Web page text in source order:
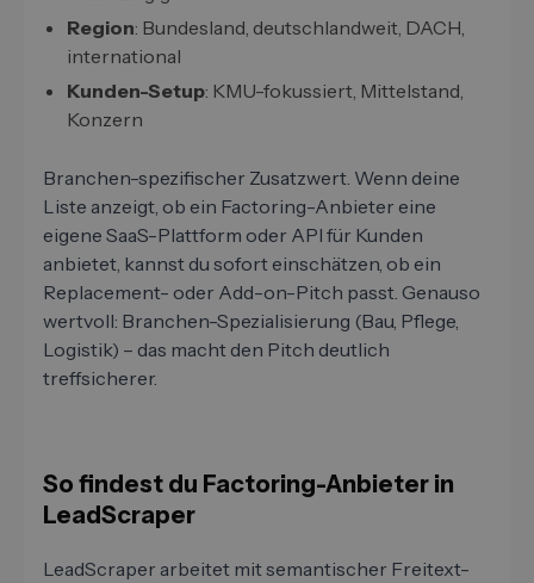
Region: Bundesland, deutschlandweit, DACH,
international
Kunden-Setup: KMU-fokussiert, Mittelstand,
Konzern
Branchen-spezifischer Zusatzwert. Wenn deine
Liste anzeigt, ob ein Factoring-Anbieter eine
eigene SaaS-Plattform oder API für Kunden
anbietet, kannst du sofort einschätzen, ob ein
Replacement- oder Add-on-Pitch passt. Genauso
wertvoll: Branchen-Spezialisierung (Bau, Pflege,
Logistik) – das macht den Pitch deutlich
treffsicherer.
So findest du Factoring-Anbieter in
LeadScraper
LeadScraper arbeitet mit semantischer Freitext-